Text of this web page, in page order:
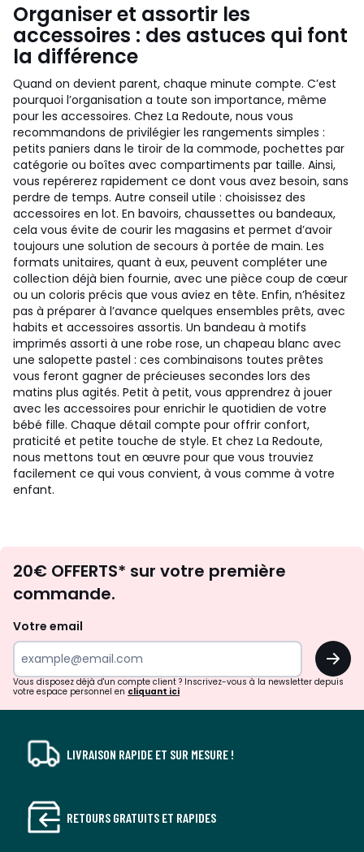
Organiser et assortir les
accessoires : des astuces qui font
la différence
Quand on devient parent, chaque minute compte. C’est
pourquoi l’organisation a toute son importance, même
pour les accessoires. Chez La Redoute, nous vous
recommandons de privilégier les rangements simples :
petits paniers dans le tiroir de la commode, pochettes par
catégorie ou boîtes avec compartiments par taille. Ainsi,
vous repérerez rapidement ce dont vous avez besoin, sans
perdre de temps. Autre conseil utile : choisissez des
accessoires en lot. En bavoirs, chaussettes ou bandeaux,
cela vous évite de courir les magasins et permet d’avoir
toujours une solution de secours à portée de main. Les
formats unitaires, quant à eux, peuvent compléter une
collection déjà bien fournie, avec une pièce coup de cœur
ou un coloris précis que vous aviez en tête. Enfin, n’hésitez
pas à préparer à l’avance quelques ensembles prêts, avec
habits et accessoires assortis. Un bandeau à motifs
imprimés assorti à une robe rose, un chapeau blanc avec
une salopette pastel : ces combinaisons toutes prêtes
vous feront gagner de précieuses secondes lors des
matins plus agités. Petit à petit, vous apprendrez à jouer
avec les accessoires pour enrichir le quotidien de votre
bébé fille. Chaque détail compte pour offrir confort,
praticité et petite touche de style. Et chez La Redoute,
nous mettons tout en œuvre pour que vous trouviez
facilement ce qui vous convient, à vous comme à votre
enfant.
d'inspirations
surprises?
20€ OFFERTS* sur votre première
commande.
Votre email
OK
Vous disposez déjà d'un compte client ? Inscrivez-vous à la newsletter depuis
votre espace personnel en cliquant ici
LIVRAISON RAPIDE ET SUR MESURE !
RETOURS GRATUITS ET RAPIDES